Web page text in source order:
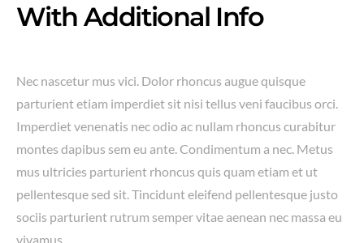
With Additional Info
Nec nascetur mus vici. Dolor rhoncus augue quisque
parturient etiam imperdiet sit nisi tellus veni faucibus orci.
Imperdiet venenatis nec odio ac nullam rhoncus curabitur
montes dapibus sem eu ante. Condimentum a nec. Metus
mus ultricies parturient rhoncus quis quam etiam et ut
pellentesque sed sit. Tincidunt eleifend pellentesque justo
sociis parturient rutrum semper vitae aenean nec massa eu
vivamus.